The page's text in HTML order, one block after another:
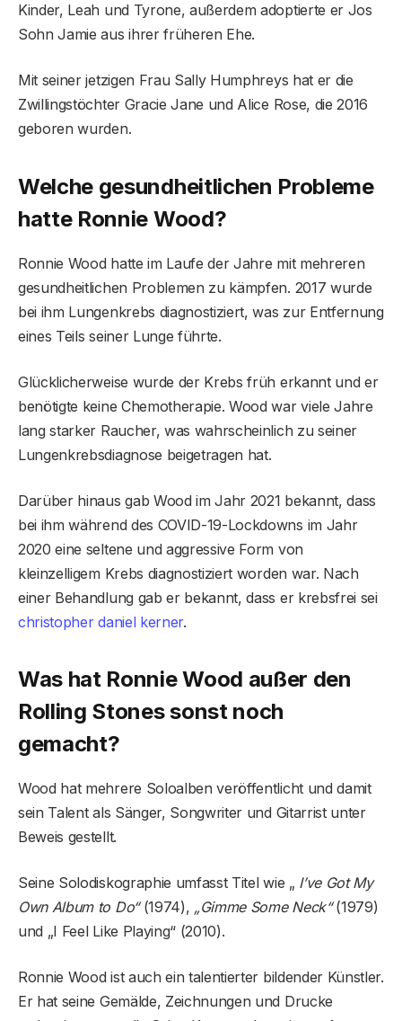
Kinder, Leah und Tyrone, außerdem adoptierte er Jos
Sohn Jamie aus ihrer früheren Ehe.
Mit seiner jetzigen Frau Sally Humphreys hat er die
Zwillingstöchter Gracie Jane und Alice Rose, die 2016
geboren wurden.
Welche gesundheitlichen Probleme
hatte Ronnie Wood?
Ronnie Wood hatte im Laufe der Jahre mit mehreren
gesundheitlichen Problemen zu kämpfen. 2017 wurde
bei ihm Lungenkrebs diagnostiziert, was zur Entfernung
eines Teils seiner Lunge führte.
Glücklicherweise wurde der Krebs früh erkannt und er
benötigte keine Chemotherapie. Wood war viele Jahre
lang starker Raucher, was wahrscheinlich zu seiner
Lungenkrebsdiagnose beigetragen hat.
Darüber hinaus gab Wood im Jahr 2021 bekannt, dass
bei ihm während des COVID-19-Lockdowns im Jahr
2020 eine seltene und aggressive Form von
kleinzelligem Krebs diagnostiziert worden war. Nach
einer Behandlung gab er bekannt, dass er krebsfrei sei
christopher daniel kerner.
Was hat Ronnie Wood außer den
Rolling Stones sonst noch
gemacht?
Wood hat mehrere Soloalben veröffentlicht und damit
sein Talent als Sänger, Songwriter und Gitarrist unter
Beweis gestellt.
Seine Solodiskographie umfasst Titel wie „ I’ve Got My
Own Album to Do“(1974), „Gimme Some Neck“(1979)
und „I Feel Like Playing“ (2010).
Ronnie Wood ist auch ein talentierter bildender Künstler.
Er hat seine Gemälde, Zeichnungen und Drucke